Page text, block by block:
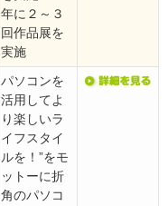
年に２～３
回作品展を
実施
パソコンを
活用してよ
り楽しいラ
イフスタイ
ルを！”をモ
ットーに折
角のパソコ